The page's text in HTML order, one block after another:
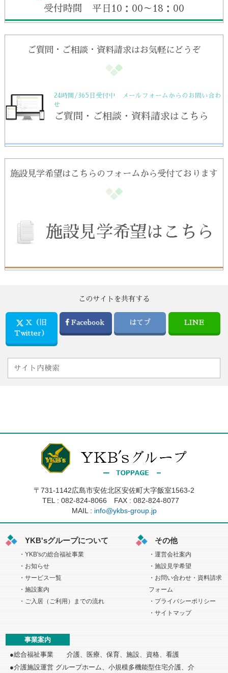
受付時間 平日10：00～18：00
ご質問・ご相談・資料請求はお気軽にどうぞ
24時間/365日受付中 メールフォームからのお問い合わ
せ
ご質問・ご相談・資料請求はこちら
施設見学希望はこちらのフォームから受付ております
施設見学希望はこちら
このサイトを共有する
X（旧
Twitter）
Facebook はてブ LINE
〒731-1142広島市安佐北区安佐町大字飯室1563-2
TEL : 082-824-8066 FAX : 082-824-8077
MAIL : info@ykbs-group.jp
YKB'sグループについて
YKB'sの総合福祉事業
お知らせ
サービス一覧
施設案内
ご入居（ご利用）までの流れ
その他
運営会社案内
施設見学希望
お問い合わせ・資料請求
フォーム
プライバシーポリシー
サイトマップ
事業案内
総合福祉事業 介護、医療、保育、施設、資格、看護
介護施設運営 グループホーム、小規模多機能型住宅介護、介